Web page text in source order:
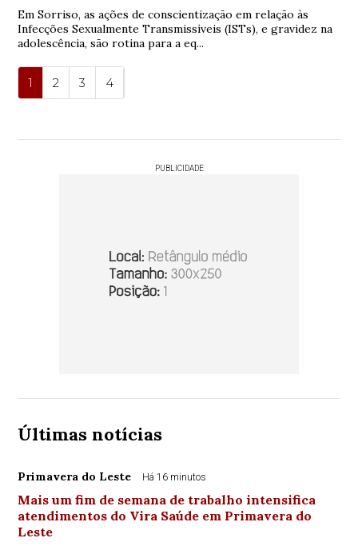
Em Sorriso, as ações de conscientização em relação às
Infecções Sexualmente Transmissíveis (ISTs), e gravidez na
adolescência, são rotina para a eq...
1 2 3 4
PUBLICIDADE
Últimas notícias
Primavera do Leste Há 16 minutos
Mais um fim de semana de trabalho intensifica
atendimentos do Vira Saúde em Primavera do
Leste